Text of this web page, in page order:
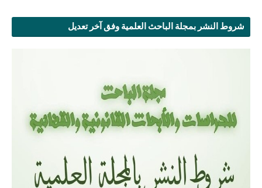
شروط النشر بمجلة الباحث العلمية وفق آخر تعديل